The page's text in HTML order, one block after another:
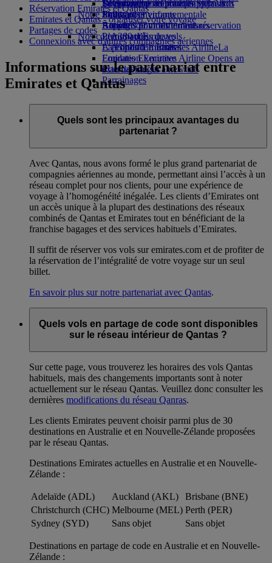
Boissons
Notre flotte
Boeing 777
L’A380 d’Emirates
L’A350 d’Emirates
Emirates Executive
Plan des sièges
Divertissements pour les enfants
Jouets pour enfants
Activités pour les enfants
La durabilité en pratique
Politique environnementale
Rapports environnementaux
Nos communautés
La Fondation Emirates AirlineLa
Fondation Emirates Airline Opens an
external link in a new tab
Parrainages
Se connecter à Emirates Skywards
Skywards+
Téléphone portable et l'application
Emirates
Annuler ou modifier une réservation
Perturbations de vols
À propos d’Emirates
Réservation Emirates et Qantas
Emirates et Qantas - organiser votre voyage
Partages de codes
Connexions avec d'autres compagnies aériennes
Informations sur le partenariat entre
Emirates et Qantas
Quels sont les principaux avantages du
partenariat ?
Avec Qantas, nous avons formé le plus grand partenariat de
compagnies aériennes au monde, permettant ainsi l’accès à un
réseau complet pour nos clients, pour une expérience de
voyage à l’homogénéité inégalée. Les clients d’Emirates ont
un accès unique à la plupart des destinations des réseaux
combinés de Qantas et Emirates tout en bénéficiant de la
franchise bagages et des services habituels d’Emirates.
Il suffit de réserver vos vols sur emirates.com et de profiter de
la réservation de l’intégralité de votre voyage sur un seul
billet.
En savoir plus sur notre partenariat avec Qantas.
Quels vols en partage de code sont disponibles
sur le réseau intérieur de Qantas ?
Sur cette page, vous trouverez les horaires des vols Qantas
habituels, mais des changements importants sont à noter
actuellement sur le réseau Qantas. Veuillez donc consulter les
dernières modifications du réseau Qanras.
Les clients Emirates peuvent choisir parmi plus de 30
destinations en Australie et en Nouvelle-Zélande proposées
par le réseau Qantas.
Destinations Emirates actuelles en Australie et en Nouvelle-
Zélande :
Adelaïde (ADL) Auckland (AKL)
Brisbane (BNE)
Christchurch (CHC) Melbourne (MEL) Perth (PER)
Sydney (SYD)
Sans objet Sans objet
Destinations en partage de code en Australie et en Nouvelle-
Zélande :